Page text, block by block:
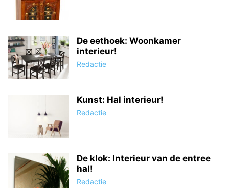
De eethoek: Woonkamer
interieur!
Redactie
Kunst: Hal interieur!
Redactie
De klok: Interieur van de entree
hal!
Redactie